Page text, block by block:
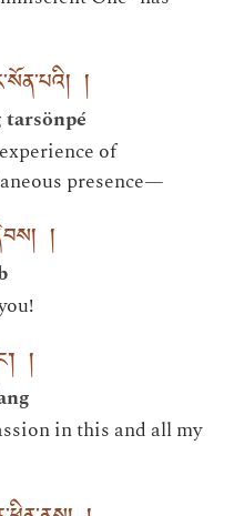
།
tarsönpé
of
presence—
།
།
in this and all my